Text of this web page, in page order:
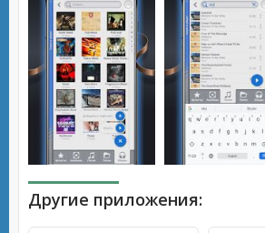
Другие приложения: